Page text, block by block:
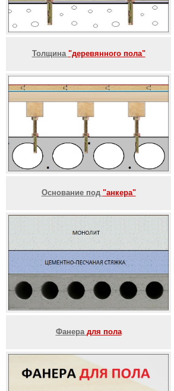
Толщина "деревянного пола"
Основание под "анкера"
Фанера для пола